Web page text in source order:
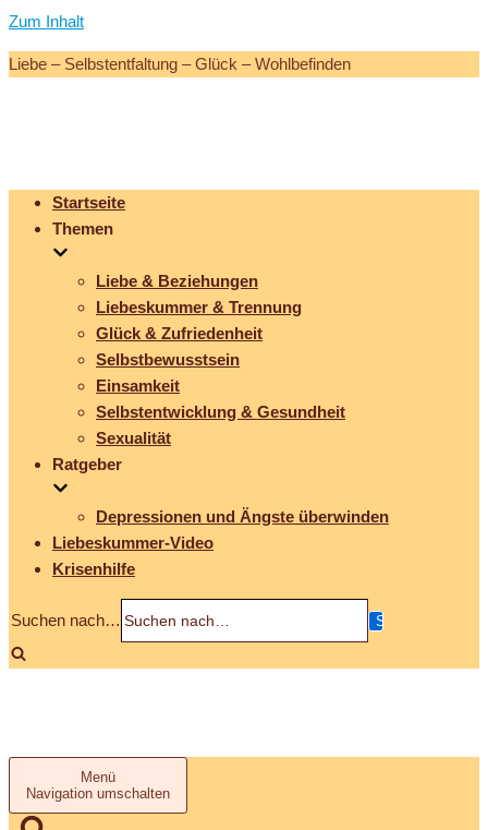
Zum Inhalt
Liebe – Selbstentfaltung – Glück – Wohlbefinden
Startseite
Themen
Liebe & Beziehungen
Liebeskummer & Trennung
Glück & Zufriedenheit
Selbstbewusstsein
Einsamkeit
Selbstentwicklung & Gesundheit
Sexualität
Ratgeber
Depressionen und Ängste überwinden
Liebeskummer-Video
Krisenhilfe
Suchen nach…
Menü
Navigation umschalten